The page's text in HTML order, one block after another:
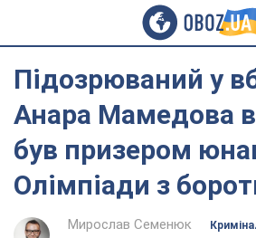
Підозрюваний у
Анара Мамедова в
був призером
Олімпіади з
Мирослав Семенюк